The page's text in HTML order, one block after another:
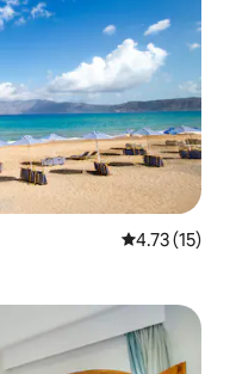
レビュー15
4.73 (15)